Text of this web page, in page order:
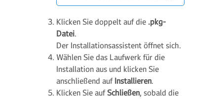
Klicken Sie doppelt auf die .pkg-
Datei.
Der Installationsassistent öffnet sich.
Wählen Sie das Laufwerk für die
Installation aus und klicken Sie
anschließend auf Installieren.
Klicken Sie auf Schließen, sobald die